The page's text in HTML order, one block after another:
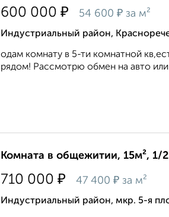
600 000 ₽ 54 600 ₽ за м²
Индустриальный район,
одам комнату в 5-ти комнатной
рядом! Рассмотрю обмен на авто
Комната в общежитии, 15м², 1/
710 000 ₽ 47 400 ₽ за м²
Индустриальный район, мкр. 5-я